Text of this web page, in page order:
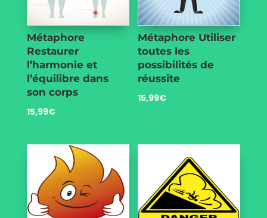
Métaphore
Restaurer
l’harmonie et
l’équilibre dans
son corps
15,99€
Métaphore Utiliser
toutes les
possibilités de
réussite
15,99€